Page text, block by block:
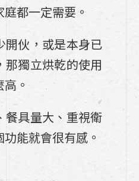
都一定需要。
開伙，或是本身已
那獨立烘乾的使用
。
餐具量大、重視衛
能就會很有感。